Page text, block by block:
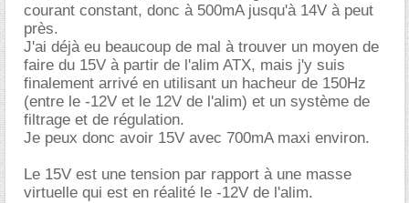
courant constant, donc à 500mA jusqu'à 14V à peut
près.
J'ai déjà eu beaucoup de mal à trouver un moyen de
faire du 15V à partir de l'alim ATX, mais j'y suis
finalement arrivé en utilisant un hacheur de 150Hz
(entre le -12V et le 12V de l'alim) et un système de
filtrage et de régulation.
Je peux donc avoir 15V avec 700mA maxi environ.
Le 15V est une tension par rapport à une masse
virtuelle qui est en réalité le -12V de l'alim.